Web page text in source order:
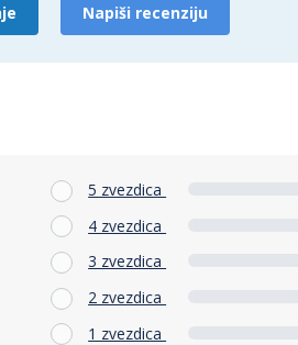
Napiši recenziju
5 zvezdica
4 zvezdica
3 zvezdica
2 zvezdica
1 zvezdica